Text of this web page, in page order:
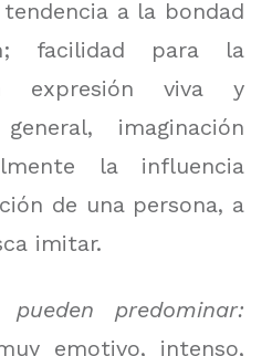
a la bondad
facilidad para la
expresión viva y
imaginación
la influencia
de una persona, a
imitar.
predominar:
emotivo, intenso,